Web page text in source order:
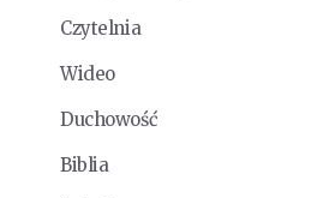
Czytelnia
Wideo
Duchowość
Biblia